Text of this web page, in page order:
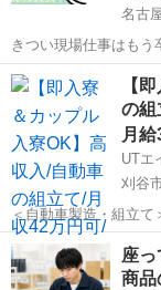
名古
きつい現場仕事はもう卒業
は5日～1週間あればマスタ
り付け 部品をピッキング 充実の研修制度もあるので未経験でもすぐ
お...
愛知 名古屋市
【
の組
月
UTエ
刈谷
＜自動車製造・組立て＞ ☆未経験歓迎！丁寧に研修をおこないま
でご安心ください！ 20代・
ア・ボンネット・天
い鉄の板を切って、圧
愛知 刈谷市
座
商品